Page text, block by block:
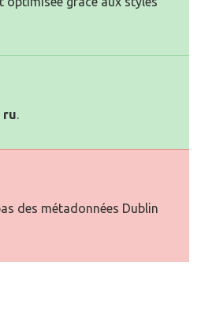
ru.
des métadonnées Dublin